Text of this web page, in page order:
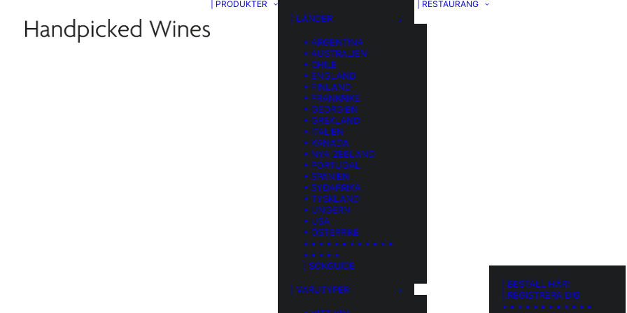
| PRODUKTER
| LÄNDER
• ARGENTINA
• AUSTRALIEN
• CHILE
• ENGLAND
• FINLAND
• FRANKRIKE
• GEORGIEN
• GREKLAND
• ITALIEN
• KANADA
• NYA ZEELAND
• PORTUGAL
• SPANIEN
• SYDAFRIKA
• TYSKLAND
• UNGERN
• USA
• ÖSTERRIKE
• • • • • • • • • • • •
• • • • •
| SÖKGUIDE
| VARUTYPER
| RESTAURANG
| BESTÄLL HÄR!
| REGISTRERA DIG
• • • • • • • • • • • •